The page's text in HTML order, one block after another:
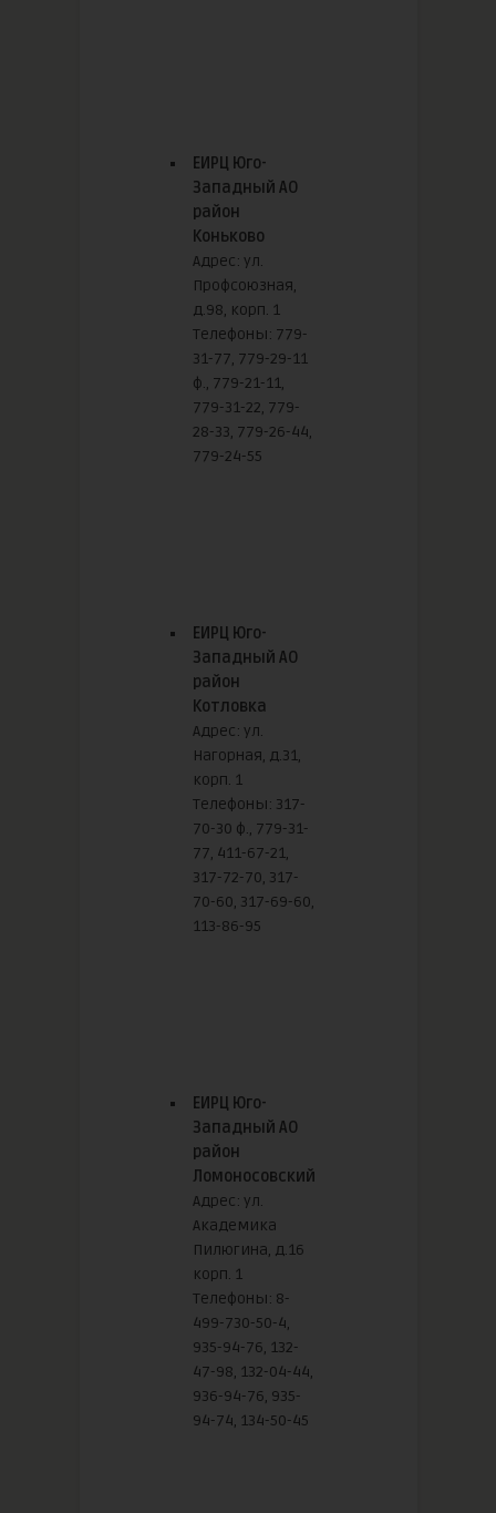
ЕИРЦ Юго-
Западный АО
район
Коньково
Адрес: ул.
Профсоюзная,
д.98, корп. 1
Телефоны: 779-
31-77, 779-29-11
ф., 779-21-11,
779-31-22, 779-
28-33, 779-26-44,
779-24-55
ЕИРЦ Юго-
Западный АО
район
Котловка
Адрес: ул.
Нагорная, д.31,
корп. 1
Телефоны: 317-
70-30 ф., 779-31-
77, 411-67-21,
317-72-70, 317-
70-60, 317-69-60,
113-86-95
ЕИРЦ Юго-
Западный АО
район
Ломоносовский
Адрес: ул.
Академика
Пилюгина, д.16
корп. 1
Телефоны: 8-
499-730-50-4,
935-94-76, 132-
47-98, 132-04-44,
936-94-76, 935-
94-74, 134-50-45